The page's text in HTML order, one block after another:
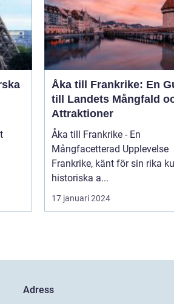
Åka till Frankrike: En
till Landets Mångfald
Attraktioner
Åka till Frankrike - En
Mångfacetterad Upplevelse
Frankrike, känt för sin rika
historiska a...
17 januari 2024
Adress